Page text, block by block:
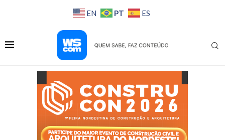
EN PT ES